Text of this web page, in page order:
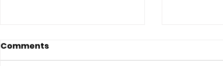
Comments